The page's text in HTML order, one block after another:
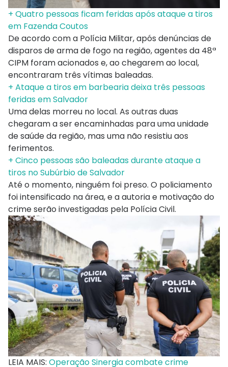
+ Quatro pessoas ficam feridas após ataque a tiros
em Fazenda Coutos
De acordo com a Polícia Militar, após denúncias de
disparos de arma de fogo na região, agentes da 48ª
CIPM foram acionados e, ao chegarem ao local,
encontraram três vítimas baleadas.
+ Ataque a tiros em barbearia deixa três pessoas
feridas em Salvador
Uma delas morreu no local. As outras duas
chegaram a ser encaminhadas para uma unidade
de saúde da região, mas uma não resistiu aos
ferimentos.
+ Cinco pessoas são baleadas durante ataque a
tiros no Subúrbio de Salvador
Até o momento, ninguém foi preso. O policiamento
foi intensificado na área, e a autoria e motivação do
crime serão investigadas pela Polícia Civil.
LEIA MAIS: Operação Sinergia combate crime